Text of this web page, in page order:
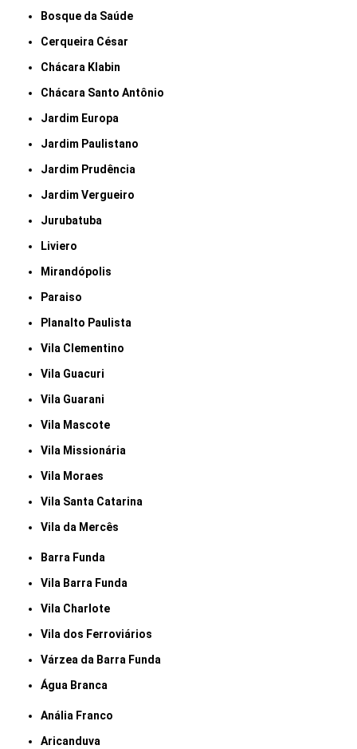
Bosque da Saúde
Cerqueira César
Chácara Klabin
Chácara Santo Antônio
Jardim Europa
Jardim Paulistano
Jardim Prudência
Jardim Vergueiro
Jurubatuba
Liviero
Mirandópolis
Paraiso
Planalto Paulista
Vila Clementino
Vila Guacuri
Vila Guarani
Vila Mascote
Vila Missionária
Vila Moraes
Vila Santa Catarina
Vila da Mercês
Barra Funda
Vila Barra Funda
Vila Charlote
Vila dos Ferroviários
Várzea da Barra Funda
Água Branca
Anália Franco
Aricanduva